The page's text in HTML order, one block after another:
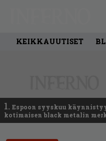
KEIKKAUUTISET
1. Espoon syyskuu
kotimaisen black metalin